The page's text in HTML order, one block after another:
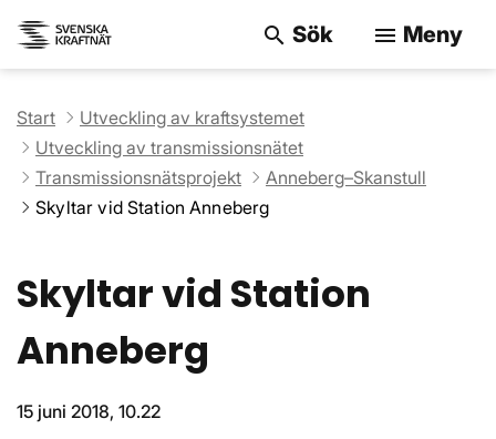
search Sök menu Meny
Start
Utveckling av kraftsystemet
Utveckling av transmissionsnätet
Transmissionsnätsprojekt
Anneberg–Skanstull
Skyltar vid Station Anneberg
Skyltar vid Station
Anneberg
15 juni 2018, 10.22